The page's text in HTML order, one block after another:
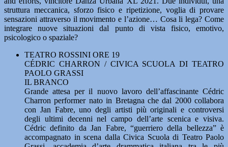
struttura meccanica, sforzo fisico e ripetizione, voglia di provare
sensazioni attraverso il movimento e l’azione… Cosa li lega? Come
integrare nuove situazioni dal punto di vista fisico, emotivo,
psicologico o spaziale?
TEATRO ROSSINI ORE 19
CÉDRIC CHARRON / CIVICA SCUOLA DI TEATRO
PAOLO GRASSI
IL BRANCO
Grande attesa per il nuovo lavoro dell’affascinante Cédric
Charron performer nato in Bretagna che dal 2000 collabora
con Jan Fabre, uno degli artisti più originali e controversi
degli ultimi decenni nel campo dell’arte scenica e visiva.
Cédric definito da Jan Fabre, “guerriero della bellezza” è
accompagnato in scena dalla Civica Scuola di Teatro Paolo